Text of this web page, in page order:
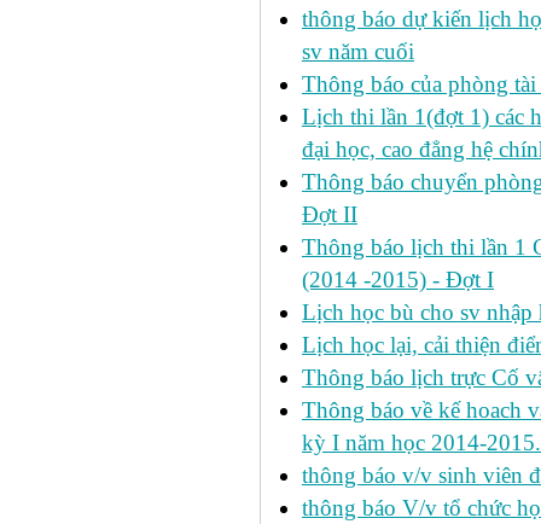
thông báo dự kiến lịch
sv năm cuối
Thông báo của phòng
Lịch thi lần 1(đợt 1) các
đại học, cao đẳng hệ
Thông báo chuyển
Đợt II
Thông báo lịch thi lần 1
(2014 -2015) - Đợt I
Lịch học bù cho sv
Lịch học lại, cải thiện
Thông báo lịch trực Cố
Thông báo về kế hoach
kỳ I năm học 2014-2015.
thông báo v/v sinh viên
thông báo V/v tổ chức